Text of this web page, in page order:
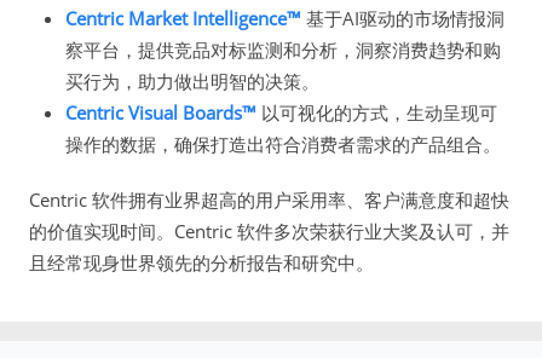
Centric Market Intelligence™ 基于AI驱动的市场情报洞
察平台，提供竞品对标监测和分析，洞察消费趋势和购
买行为，助力做出明智的决策。
Centric Visual Boards™ 以可视化的方式，生动呈现可
操作的数据，确保打造出符合消费者需求的产品组合。
Centric 软件拥有业界超高的用户采用率、客户满意度和超快
的价值实现时间。Centric 软件多次荣获行业大奖及认可，并
且经常现身世界领先的分析报告和研究中。